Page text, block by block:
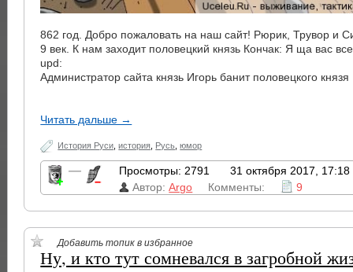
862 год. Добро пожаловать на наш сайт! Рюрик, Трувор и
9 век. К нам заходит половецкий князь Кончак: Я ща вас
upd:
Администратор сайта князь Игорь банит половецкого князя
Читать дальше →
История Руси ,история Русь ,юмор
— Просмотры: 2791
31 октября 2017, 17:18
Автор:Argo Комменты: 9
Добавить топик в избранное
Ну, и кто тут сомневался в загробной